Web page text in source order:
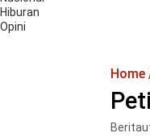
Hiburan
Opini
Home